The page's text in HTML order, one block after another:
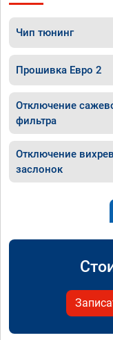
Чип тюнинг
Прошивка Евро 2
Отключение
фильтра
Отключение
заслонок